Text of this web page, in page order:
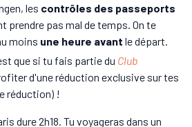
les contrôles des passeports
prendre pas mal de temps. On te
moins une heure avant le départ.
que si tu fais partie du Club
d'une réduction exclusive sur tes
réduction) !
dure 2h18. Tu voyageras dans un